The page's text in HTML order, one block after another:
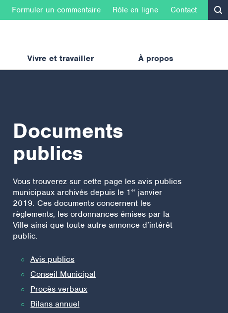
Vivre et travailler À propos
Formuler un commentaire Rôle en ligne Contact
Documents
publics
Vous trouverez sur cette page les avis publics
municipaux archivés depuis le 1 erjanvier
2019. Ces documents concernent les
règlements, les ordonnances émises par la
Ville ainsi que toute autre annonce d’intérêt
public.
Avis publics
Conseil Municipal
Procès verbaux
Bilans annuel